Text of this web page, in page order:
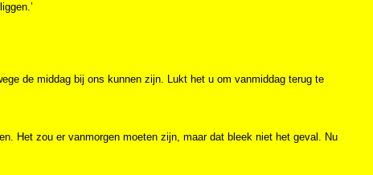
de middag bij ons kunnen zijn. Lukt het u om vanmiddag terug te
Het zou er vanmorgen moeten zijn, maar dat bleek niet het geval. Nu